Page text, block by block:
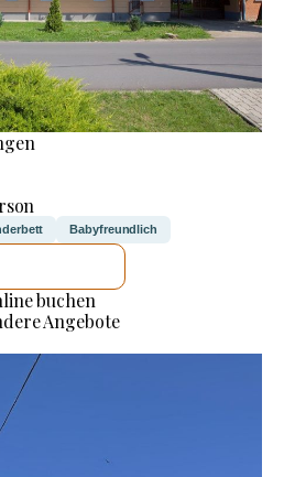
Babyfreundlich
buchen
Angebote